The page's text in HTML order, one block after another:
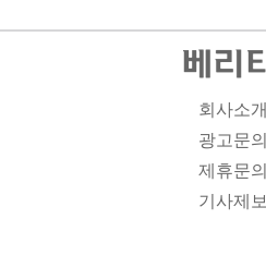
회사소개
광고문의
제휴문의
기사제보